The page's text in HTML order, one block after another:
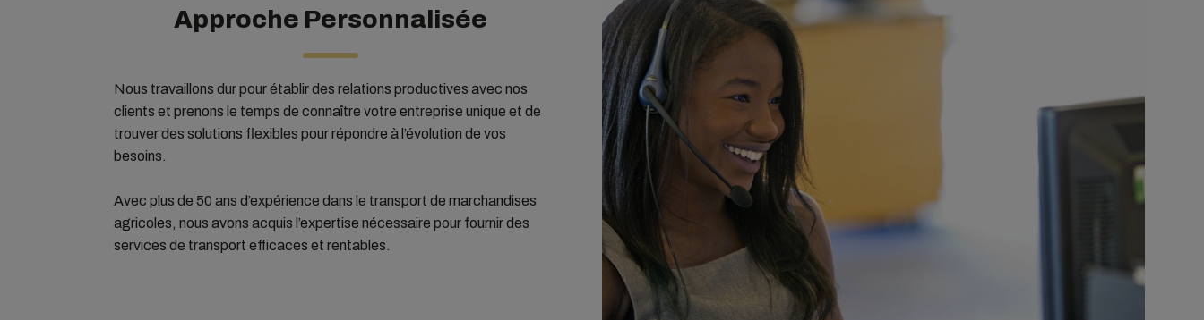
Approche Personnalisée
Nous travaillons dur pour établir des relations productives avec nos
clients et prenons le temps de connaître votre entreprise unique et de
trouver des solutions flexibles pour répondre à l’évolution de vos
besoins.
Avec plus de 50 ans d’expérience dans le transport de marchandises
agricoles, nous avons acquis l’expertise nécessaire pour fournir des
services de transport efficaces et rentables.